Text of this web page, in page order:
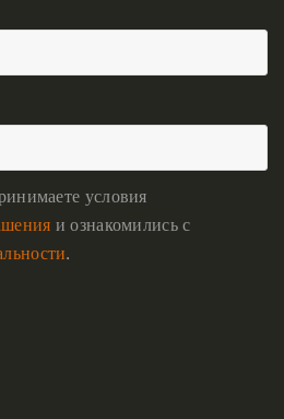
условия
и ознакомились с
.